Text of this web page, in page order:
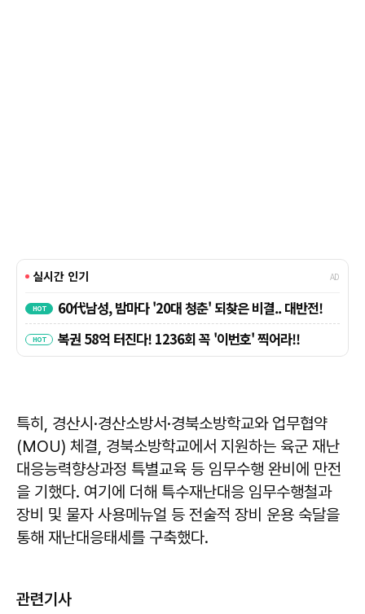
특히, 경산시·경산소방서·경북소방학교와 업무협약
(MOU) 체결, 경북소방학교에서 지원하는 육군 재난
대응능력향상과정 특별교육 등 임무수행 완비에 만전
을 기했다. 여기에 더해 특수재난대응 임무수행철과
장비 및 물자 사용메뉴얼 등 전술적 장비 운용 숙달을
통해 재난대응태세를 구축했다.
관련기사